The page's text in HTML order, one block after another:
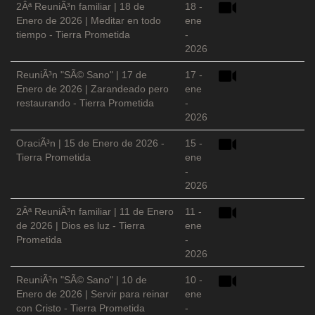
2Âª ReuniÃ³n familiar | 18 de
Enero de 2026 | Meditar en todo
tiempo - Tierra Prometida
18 -
ene
-
2026
ReuniÃ³n "SÃ© Sano" | 17 de
Enero de 2026 | Zarandeado pero
restaurando - Tierra Prometida
17 -
ene
-
2026
OraciÃ³n | 15 de Enero de 2026 -
Tierra Prometida
15 -
ene
-
2026
2Âª ReuniÃ³n familiar | 11 de Enero
de 2026 | Dios es luz - Tierra
Prometida
11 -
ene
-
2026
ReuniÃ³n "SÃ© Sano" | 10 de
Enero de 2026 | Servir para reinar
con Cristo - Tierra Prometida
10 -
ene
-